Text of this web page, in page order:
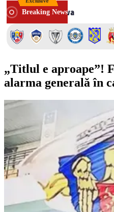
Skip
to
content
Breaking NewsScandal,
„Titlul e aproape”!
alarma generală în